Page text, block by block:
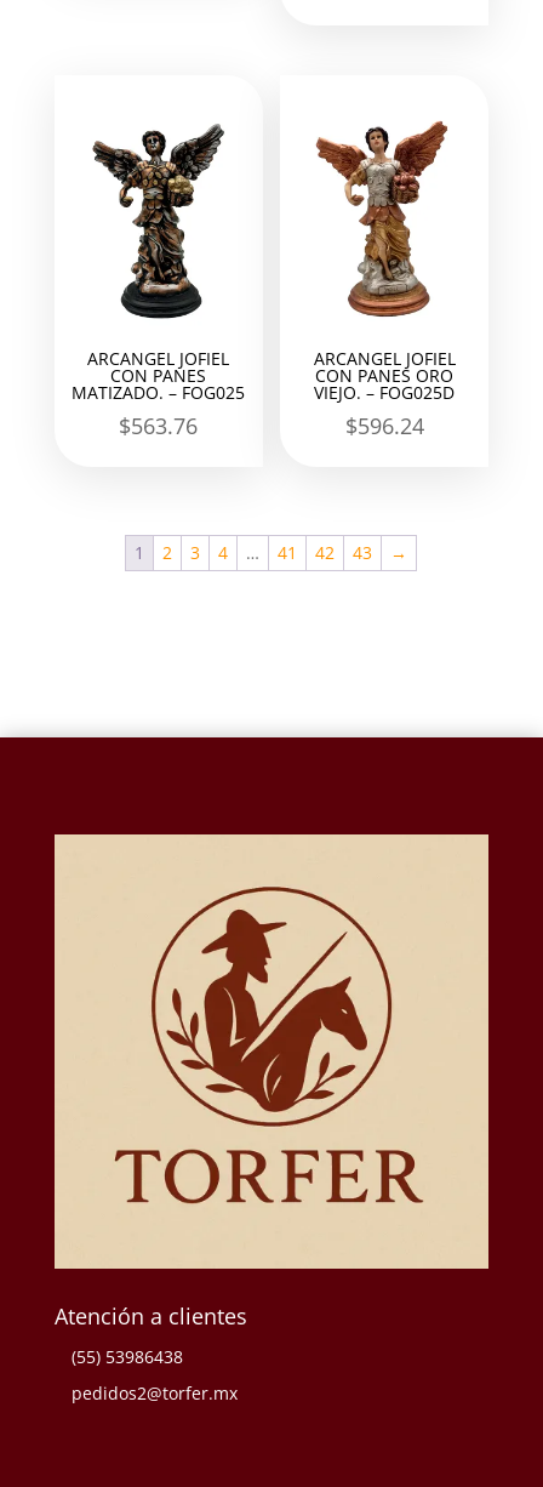
ARCANGEL JOFIEL
CON PANES
MATIZADO. – FOG025
$563.76
ARCANGEL JOFIEL
CON PANES ORO
VIEJO. – FOG025D
$596.24
1 2 3 4 … 41 42 43 →
Atención a clientes
(55) 53986438
pedidos2@torfer.mx